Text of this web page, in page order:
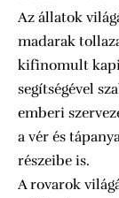
Az állatok
madarak
kifinomult
segítségével
emberi
a vér és
részeibe is.
A rovarok